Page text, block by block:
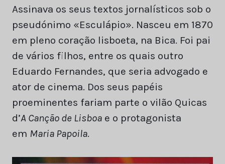
Assinava os seus textos jornalísticos sob o
pseudónimo «Esculápio». Nasceu em 1870
em pleno coração lisboeta, na Bica. Foi pai
de vários filhos, entre os quais outro
Eduardo Fernandes, que seria advogado e
ator de cinema. Dos seus papéis
proeminentes fariam parte o vilão Quicas
d’A Canção de Lisboa e o protagonista
em Maria Papoila.